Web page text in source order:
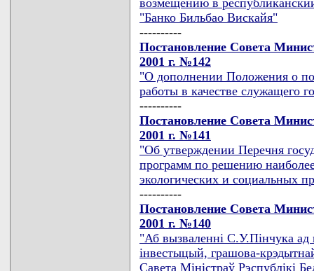
"Банко Бильбао Вискайя"
----------
Постановление Совета
2001 г. №142
"О дополнении Положения о
работы в качестве служащего
----------
Постановление Совета
2001 г. №141
"Об утверждении Перечня
программ по решению
экологических и социальных
----------
Постановление Совета
2001 г. №140
"Аб вызваленнi С.У.Пiнчука ад
iнвестыцый, грашова-
Савета Мiнiстраў Рэспублiкi